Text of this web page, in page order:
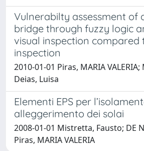
Vulnerabilty assessment of
bridge through fuzzy logic
visual inspection compared
inspection
2010-01-01 Piras, MARIA
Deias, Luisa
Elementi EPS per
alleggerimento dei solai
2008-01-01 Mistretta, Fausto; DE
Piras, MARIA VALERIA